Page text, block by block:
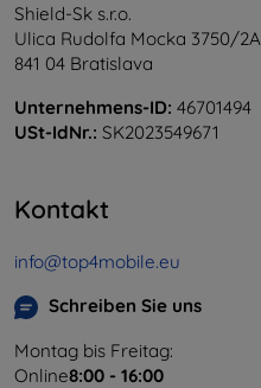
Shield-Sk s.r.o.
Ulica Rudolfa Mocka 3750/2A
841 04 Bratislava
Unternehmens-ID: 46701494
USt-IdNr.: SK2023549671
Kontakt
info@top4mobile.eu
Schreiben Sie uns
Montag bis Freitag:
Online8:00 - 16:00